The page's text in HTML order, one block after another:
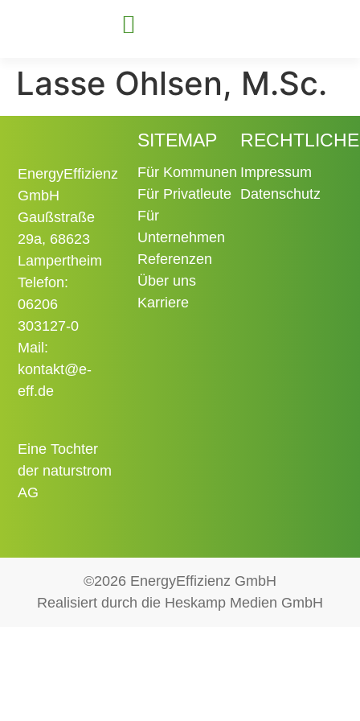
Lasse Ohlsen, M.Sc.
EnergyEffizienz
GmbH
Gaußstraße
29a, 68623
Lampertheim
Telefon:
06206
303127-0
Mail:
kontakt@e-
eff.de
Eine Tochter
der naturstrom
AG
SITEMAP
Für Kommunen
Für Privatleute
Für
Unternehmen
Referenzen
Über uns
Karriere
Impressum
Datenschutz
©2026 EnergyEffizienz GmbH
Realisiert durch die Heskamp Medien GmbH